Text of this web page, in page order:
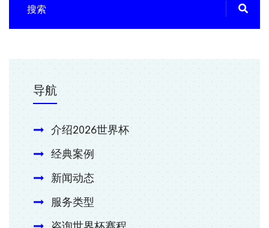
导航
介绍2026世界杯
经典案例
新闻动态
服务类型